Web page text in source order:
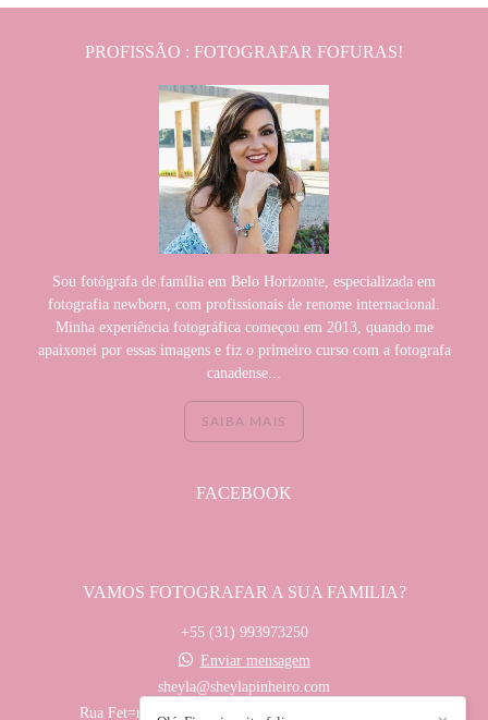
PROFISSÃO : FOTOGRAFAR FOFURAS!
Sou fotógrafa de família em Belo Horizonte, especializada em
fotografia newborn, com profissionais de renome internacional.
Minha experiência fotográfica começou em 2013, quando me
apaixonei por essas imagens e fiz o primeiro curso com a fotografa
canadense...
SAIBA MAIS
FACEBOOK
VAMOS FOTOGRAFAR A SUA FAMILIA?
+55 (31) 993973250
Enviar mensagem
sheyla@sheylapinheiro.com
Rua Fet=rnandes Tourinho, 1030, Sala 602 - Lourdes